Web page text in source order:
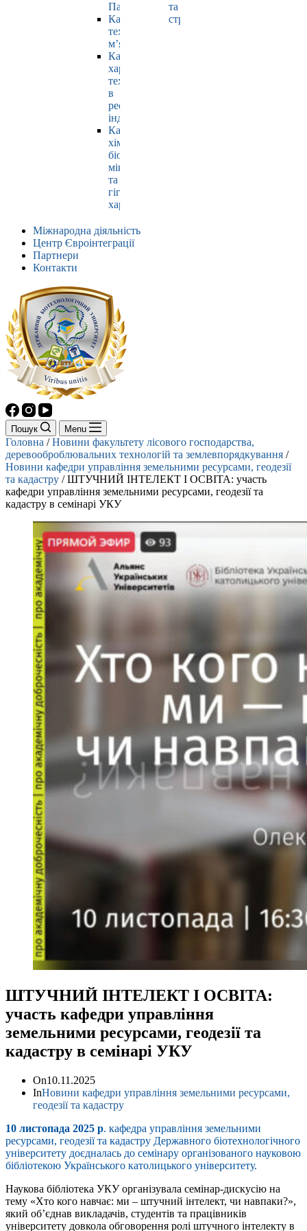
Павлюк
Кафедра
технології
м’яса
Кафедра
харчових
технологій
в
ресторанній
індустрії
Кафедра
хімії,
біохімії,
мікробіології
та
гігієни
харчування
та
страхування
Міжнародна діяльність
Центр Євроінтеграції
Партнери
Контакти
Пошук Menu
Головна /Новини факультету лісового господарства,
деревооброблювальних технологій та землевпорядкування /
Новини кафедри управління земельними ресурсами, геодезії
та кадастру /ШТУЧНИЙ ІНТЕЛЕКТ І ОСВІТА: участь
кафедри управління земельними ресурсами, геодезії та
кадастру в семінарі УКУ
ШТУЧНИЙ ІНТЕЛЕКТ І ОСВІТА:
участь кафедри управління
земельними ресурсами, геодезії та
кадастру в семінарі УКУ
On10.11.2025
InНовини кафедри управління земельними ресурсами,
геодезії та кадастру
10 листопада 2025 р. кафедра управління земельними
ресурсами, геодезії та кадастру Державного біотехнологічного
університету доєдналась до семінару організованого науковою
бібліотекою Українського католицького університету.
Наукова бібліотека УКУ організувала семінар-дискусію на
тему «Хто кого навчає: ми – штучний інтелект, чи навпаки?»,
який об’єднав викладачів, студентів та працівників
університету довкола обговорення ролі штучного інтелекту в